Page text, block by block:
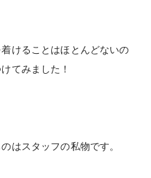
けることはほとんどないの
てみました！
はスタッフの私物です。